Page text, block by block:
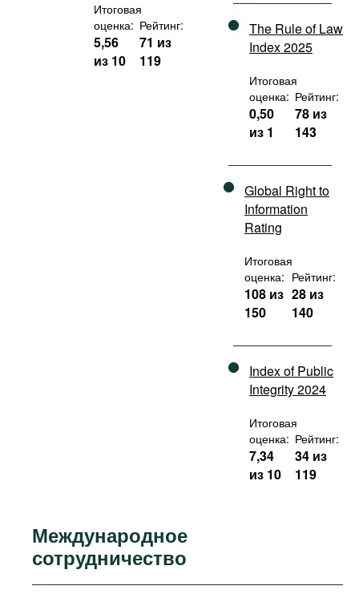
Итоговая
оценка:
5,56
из 10
Рейтинг:
71 из
119
The Rule of Law
Index 2025
Итоговая
оценка:
0,50
из 1
Рейтинг:
78 из
143
Global Right to
Information
Rating
Итоговая
оценка:
108 из
150
Рейтинг:
28 из
140
Index of Public
Integrity 2024
Итоговая
оценка:
7,34
из 10
Рейтинг:
34 из
119
Международное
сотрудничество